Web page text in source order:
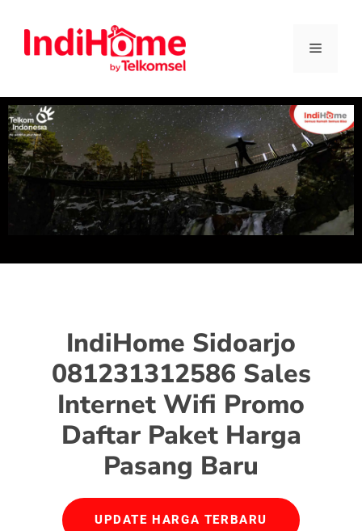
IndiHome Sidoarjo
081231312586 Sales
Internet Wifi Promo
Daftar Paket Harga
Pasang Baru
UPDATE HARGA TERBARU